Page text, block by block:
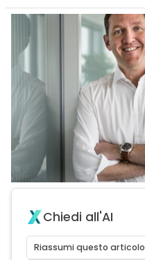
Chiedi all'AI
Riassumi questo articolo